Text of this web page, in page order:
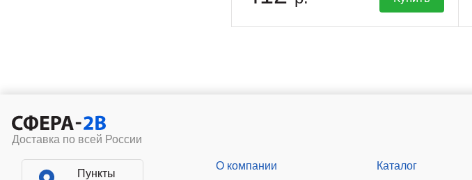
Доставка по всей России
Пункты
О компании Каталог